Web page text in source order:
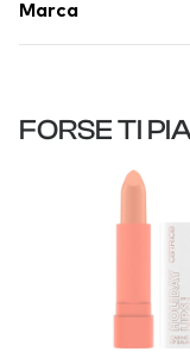
Marca
FORSE TI